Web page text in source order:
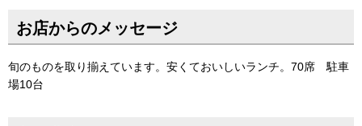
お店からのメッセージ
旬のものを取り揃えています。安くておいしいランチ。70席 駐車
場10台